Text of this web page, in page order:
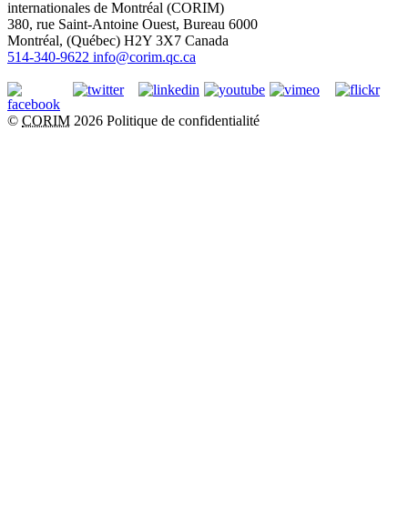
internationales de Montréal (CORIM)
380, rue Saint-Antoine Ouest, Bureau 6000
Montréal, (Québec) H2Y 3X7 Canada
514-340-9622 info@corim.qc.ca
© CORIM 2026 Politique de confidentialité